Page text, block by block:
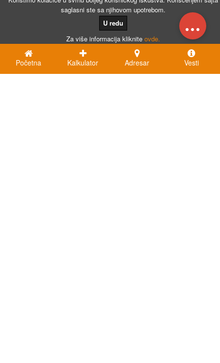
saglasni ste sa njihovom upotrebom.
U redu
Za više informacija kliknite ovde.
...
Početna Kalkulator Adresar Vesti